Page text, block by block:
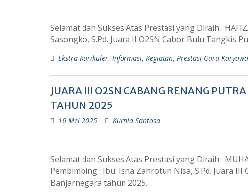
Selamat dan Sukses Atas Prestasi yang Diraih :
Sasongko, S.Pd. Juara II O2SN Cabor Bulu Tangkis
Ekstra Kurikuler, Informasi, Kegiatan, Prestasi Guru
JUARA III O2SN CABANG RENANG
TAHUN 2025
16 Mei 2025 Kurnia Santosa
Selamat dan Sukses Atas Prestasi yang Diraih :
Pembimbing : Ibu. Isna Zahrotun Nisa, S.Pd. Juara
Banjarnegara tahun 2025.